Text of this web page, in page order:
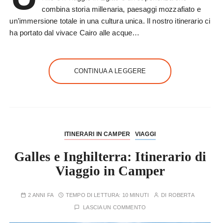
combina storia millenaria, paesaggi mozzafiato e
un’immersione totale in una cultura unica. Il nostro itinerario ci
ha portato dal vivace Cairo alle acque…
CONTINUA A LEGGERE
ITINERARI IN CAMPER VIAGGI
Galles e Inghilterra: Itinerario di
Viaggio in Camper
2 ANNI FA TEMPO DI LETTURA: 10 MINUTI DI ROBERTA
LASCIA UN COMMENTO